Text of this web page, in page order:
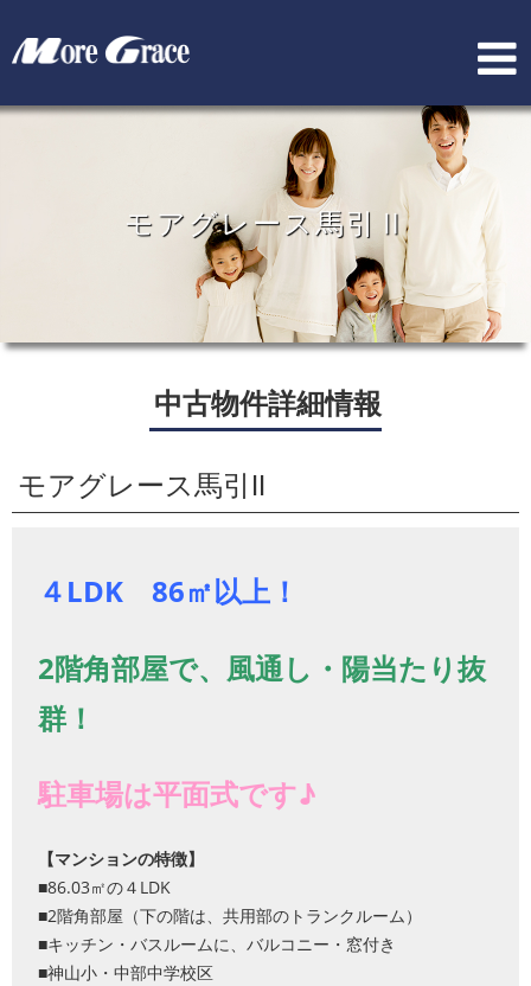
モアグレース馬引Ⅱ
中古物件詳細情報
モアグレース馬引Ⅱ
４LDK 86㎡以上！
2階角部屋で、風通し・陽当たり抜
群！
駐車場は平面式です♪
【マンションの特徴】
■86.03㎡の４LDK
■2階角部屋（下の階は、共用部のトランクルーム）
■キッチン・バスルームに、バルコニー・窓付き
■神山小・中部中学校区